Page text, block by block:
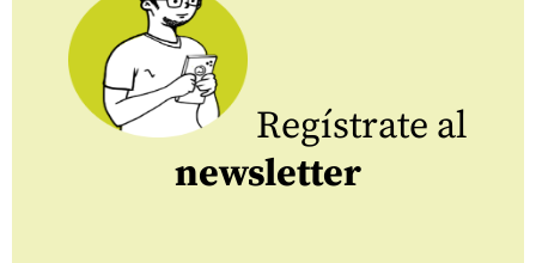
Regístrate al
newsletter